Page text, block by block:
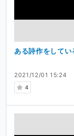
2021/12/01 15:24
4
ある詩作をしてい